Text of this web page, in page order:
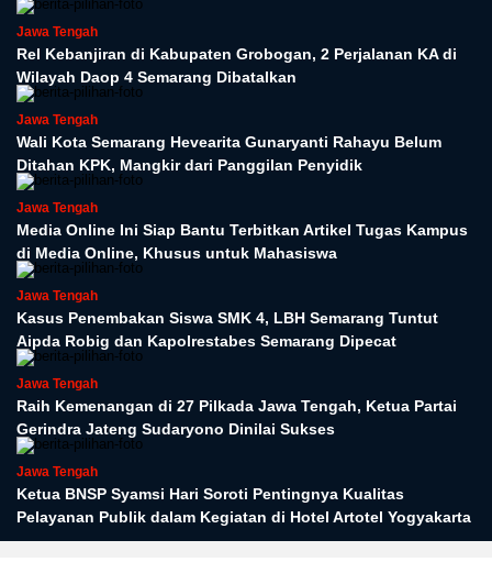
Jawa Tengah
Rel Kebanjiran di Kabupaten Grobogan, 2 Perjalanan KA di
Wilayah Daop 4 Semarang Dibatalkan
Jawa Tengah
Wali Kota Semarang Hevearita Gunaryanti Rahayu Belum
Ditahan KPK, Mangkir dari Panggilan Penyidik
Jawa Tengah
Media Online Ini Siap Bantu Terbitkan Artikel Tugas Kampus
di Media Online, Khusus untuk Mahasiswa
Jawa Tengah
Kasus Penembakan Siswa SMK 4, LBH Semarang Tuntut
Aipda Robig dan Kapolrestabes Semarang Dipecat
Jawa Tengah
Raih Kemenangan di 27 Pilkada Jawa Tengah, Ketua Partai
Gerindra Jateng Sudaryono Dinilai Sukses
Jawa Tengah
Ketua BNSP Syamsi Hari Soroti Pentingnya Kualitas
Pelayanan Publik dalam Kegiatan di Hotel Artotel Yogyakarta